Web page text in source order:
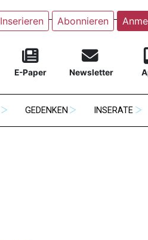
Inserieren Abonnieren
E-Paper Newsletter
GEDENKEN INSERATE